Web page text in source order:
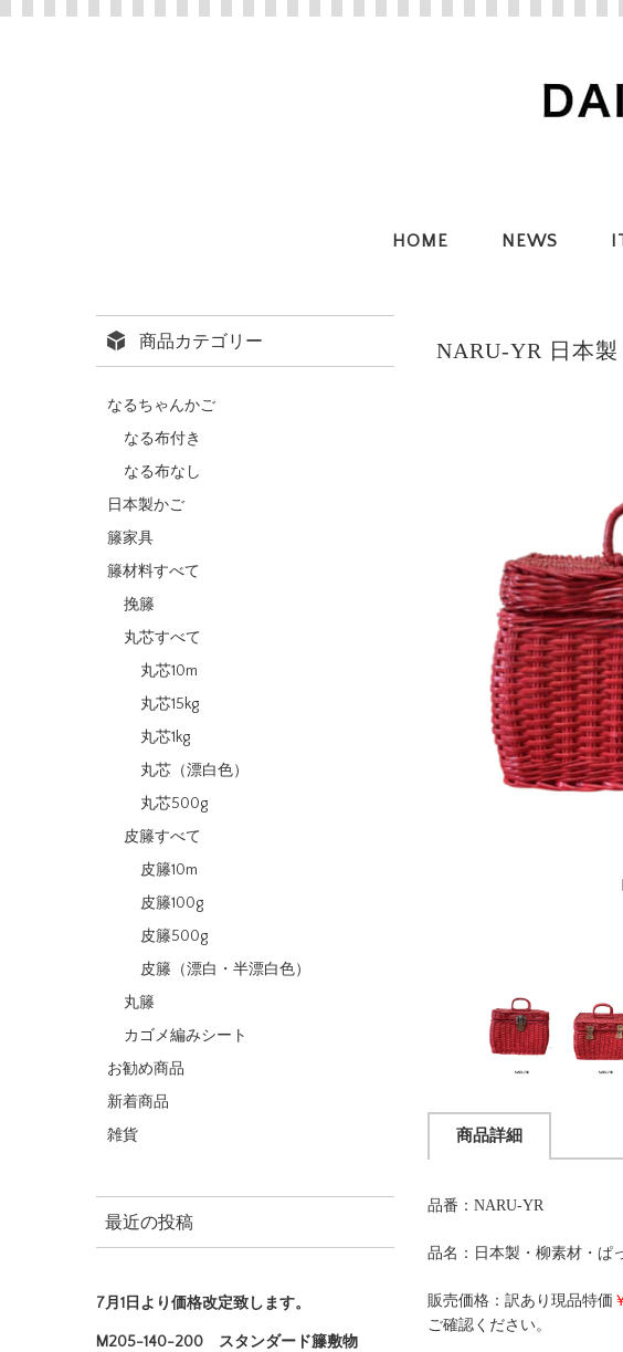
HOME NEWS
NARU-YR 日本
商品詳細
品番：NARU-YR
品名：日本製・柳素材・ぱ
販売価格：訳あり現品特価
ご確認ください。
商品カテゴリー
なるちゃんかご
なる布付き
なる布なし
日本製かご
籐家具
籐材料すべて
挽籐
丸芯すべて
丸芯10m
丸芯15kg
丸芯1kg
丸芯（漂白色）
丸芯500g
皮籐すべて
皮籐10m
皮籐100g
皮籐500g
皮籐（漂白・半漂白色）
丸籐
カゴメ編みシート
お勧め商品
新着商品
雑貨
最近の投稿
7月1日より価格改定致します。
M205-140-200 スタンダード籐敷物